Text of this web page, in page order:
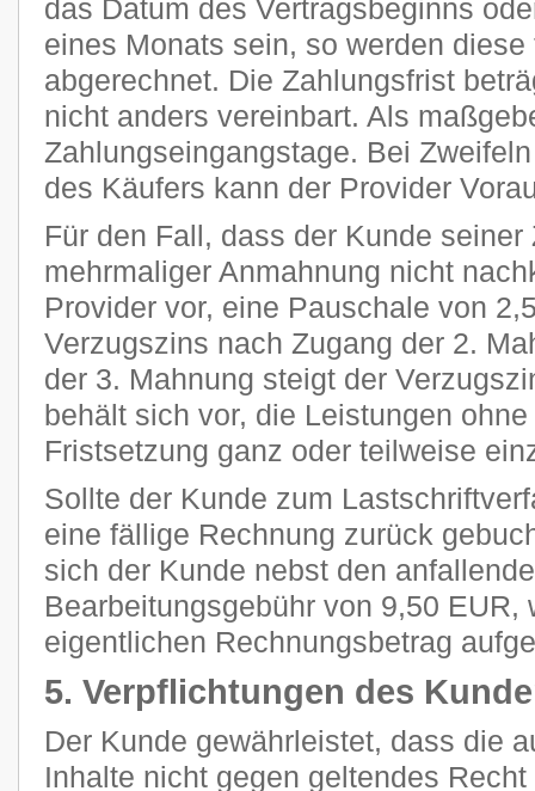
das Datum des Vertragsbeginns
eines Monats sein, so werden
abgerechnet. Die Zahlungsfrist
nicht anders vereinbart. Als
Zahlungseingangstage. Bei
des Käufers kann der Provider
Für den Fall, dass der Kunde
mehrmaliger Anmahnung nicht
Provider vor, eine Pauschale von
Verzugszins nach Zugang der 2.
der 3. Mahnung steigt der
behält sich vor, die Leistungen
Fristsetzung ganz oder teilweise
Sollte der Kunde zum
eine fällige Rechnung zurück
sich der Kunde nebst den
Bearbeitungsgebühr von 9,50 EUR,
eigentlichen Rechnungsbetrag
5. Verpflichtungen des
Der Kunde gewährleistet, dass die
Inhalte nicht gegen geltendes